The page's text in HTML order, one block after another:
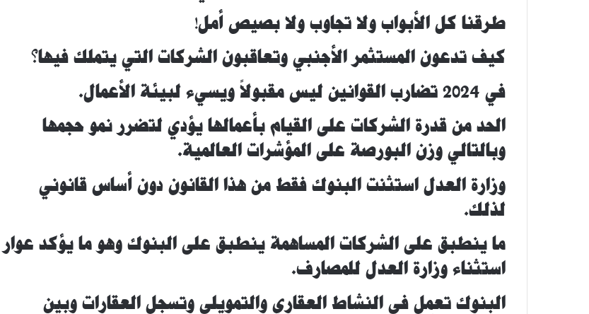
طرقنا كل الأبواب ولا تجاوب ولا بصيص أمل!
كيف تدعون المستثمر الأجنبي وتعاقبون الشركات التي يتملك فيها؟
في 2024 تضارب القوانين ليس مقبولاً ويسيء لبيئة الأعمال.
الحد من قدرة الشركات على القيام بأعمالها يؤدي لتضرر نمو حجمها
وبالتالي وزن البورصة على المؤشرات العالمية.
وزارة العدل استثنت البنوك فقط من هذا القانون دون أساس قانوني
لذلك.
ما ينطبق على الشركات المساهمة ينطبق على البنوك وهو ما يؤكد عوار
استثناء وزارة العدل للمصارف.
البنوك تعمل في النشاط العقاري والتمويلي وتسجل العقارات وبين